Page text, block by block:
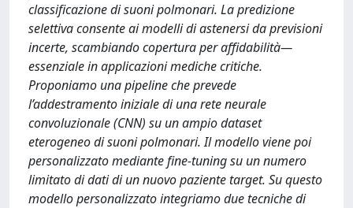
classificazione di suoni polmonari. La predizione
selettiva consente ai modelli di astenersi da previsioni
incerte, scambiando copertura per affidabilità—
essenziale in applicazioni mediche critiche.
Proponiamo una pipeline che prevede
l’addestramento iniziale di una rete neurale
convoluzionale (CNN) su un ampio dataset
eterogeneo di suoni polmonari. Il modello viene poi
personalizzato mediante fine-tuning su un numero
limitato di dati di un nuovo paziente target. Su questo
modello personalizzato integriamo due tecniche di